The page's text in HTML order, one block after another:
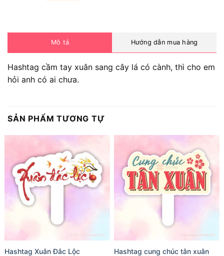
Mô tả Hướng dẫn mua hàng
Hashtag cầm tay xuân sang cây lá có cành, thì cho em
hỏi anh có ai chưa.
SẢN PHẨM TƯƠNG TỰ
Hashtag Xuân Đắc Lộc Hashtag cung chúc tân xuân